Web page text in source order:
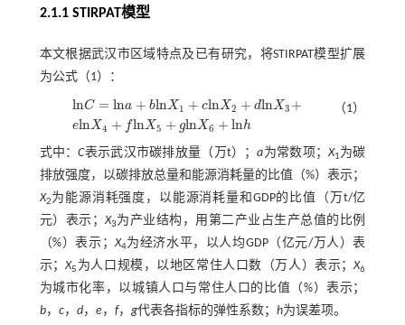
2.1.1 STIRPAT模型
本文根据武汉市区域特点及已有研究，将STIRPAT模型扩展
为公式（1） ：
lnC = lna + blnX1 + clnX2 + dlnX3 +
elnX4 + flnX5 + glnX6 + lnh
nC lna X1 +cln dl X3 X +
（1）
式中：C表示武汉市碳排放量（万t）；a为常数项；X1为碳
排放强度，以碳排放总量和能源消耗量的比值（%）表示；
X2为能源消耗强度，以能源消耗量和GDP的比值（万t/亿
元）表示；X3为产业结构，用第二产业占生产总值的比例
（%）表示；X4为经济水平，以人均GDP（亿元/万人）表
示；X5 为人口规模，以地区常住人口数（万人）表示；X6
为城市化率，以城镇人口与常住人口的比值（%）表示；
b， c， d， e， f， g代表各指标的弹性系数； h为误差项。